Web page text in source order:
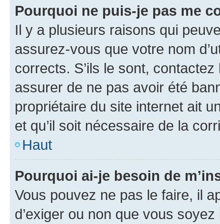
Pourquoi ne puis-je pas me
Il y a plusieurs raisons qui
assurez-vous que votre nom
corrects. S’ils le sont,
assurer de ne pas avoir été
propriétaire du site internet ait
et qu’il soit nécessaire de la
Haut
Pourquoi ai-je besoin de
Vous pouvez ne pas le faire, il
d’exiger ou non que vous